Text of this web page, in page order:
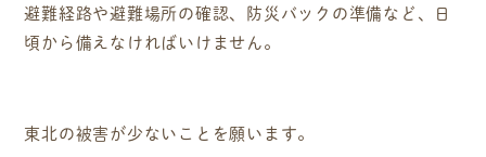
避難経路や避難場所の確認、防災バックの準備など、日
頃から備えなければいけません。
東北の被害が少ないことを願います。